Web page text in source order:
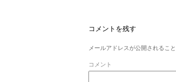
コメントを残す
メールアドレスが公開されるこ
コメント